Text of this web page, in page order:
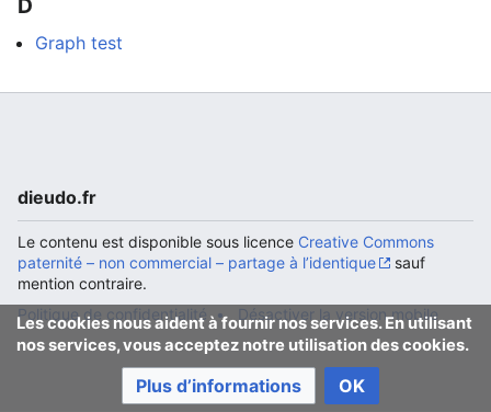
Graph test
Les cookies nous aident à fournir nos services. En utilisant
nos services, vous acceptez notre utilisation des cookies.
Plus d’informations OK
dieudo.fr
Le contenu est disponible sous licence Creative Commons
paternité – non commercial – partage à l’identique
sauf
mention contraire.
Politique de confidentialité
Désactiver la version mobile